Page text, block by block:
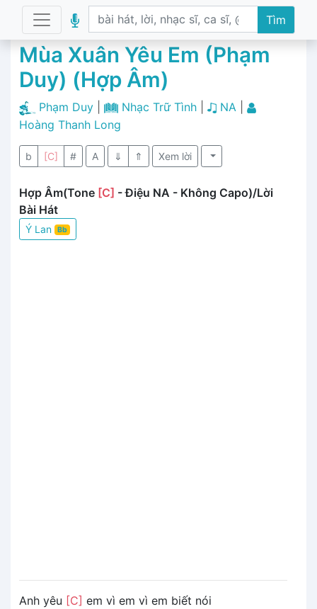
Tìm
Mùa Xuân Yêu Em (Phạm
Duy) (Hợp Âm)
Phạm Duy Nhạc Trữ Tình| NA
Hoàng Thanh Long
b [C] # A ⇓ ⇑ Xem lời
Hợp Âm(Tone [C] - Điệu NA - Không Capo)/Lời
Bài Hát
Ý Lan Bb
Anh yêu [C] em vì em vì em biết nói